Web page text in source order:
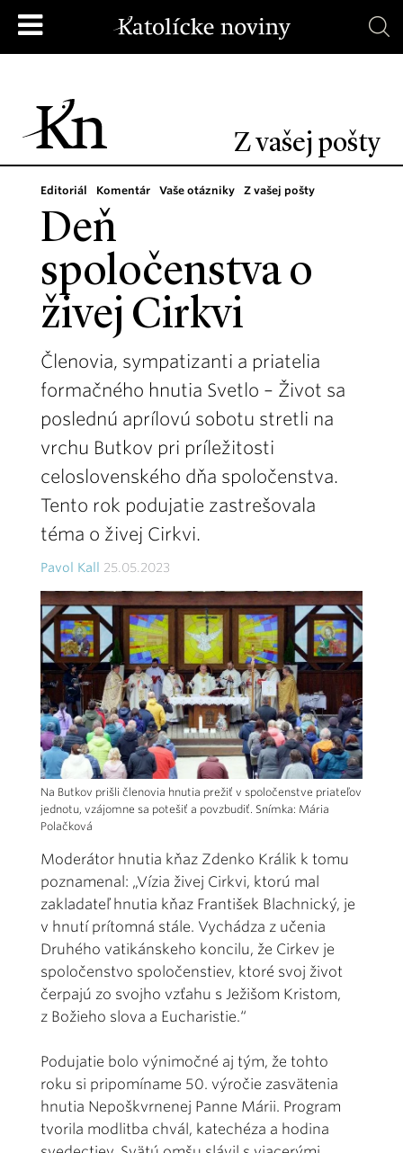
Z vašej pošty
Editoriál Komentár Vaše otázniky Z vašej pošty
Deň
spoločenstva o
živej Cirkvi
Členovia, sympatizanti a priatelia
formačného hnutia Svetlo – Život sa
poslednú aprílovú sobotu stretli na
vrchu Butkov pri príležitosti
celoslovenského dňa spoločenstva.
Tento rok podujatie zastrešovala
téma o živej Cirkvi.
Pavol Kall 25.05.2023
Na Butkov prišli členovia hnutia prežiť v spoločenstve priateľov
jednotu, vzájomne sa potešiť a povzbudiť. Snímka: Mária
Polačková
Moderátor hnutia kňaz Zdenko Králik k tomu
poznamenal: „Vízia živej Cirkvi, ktorú mal
zakladateľ hnutia kňaz František Blachnický, je
v hnutí prítomná stále. Vychádza z učenia
Druhého vatikánskeho koncilu, že Cirkev je
spoločenstvo spoločenstiev, ktoré svoj život
čerpajú zo svojho vzťahu s Ježišom Kristom,
z Božieho slova a Eucharistie.“
Podujatie bolo výnimočné aj tým, že tohto
roku si pripomíname 50. výročie zasvätenia
hnutia Nepoškvrnenej Panne Márii. Program
tvorila modlitba chvál, katechéza a hodina